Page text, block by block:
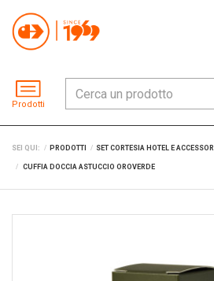
Prodotti
SEI QUI: PRODOTTI SET CORTESIA HOTEL E ACCESSORI
CUFFIA DOCCIA ASTUCCIO OROVERDE